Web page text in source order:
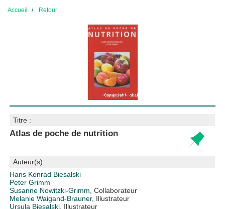
Accueil Retour
Titre :
Atlas de poche de nutrition
Auteur(s) :
Hans Konrad Biesalski
Peter Grimm
Susanne Nowitzki-Grimm , Collaborateur
Melanie Waigand-Brauner, Illustrateur
Ursula Biesalski , Illustrateur